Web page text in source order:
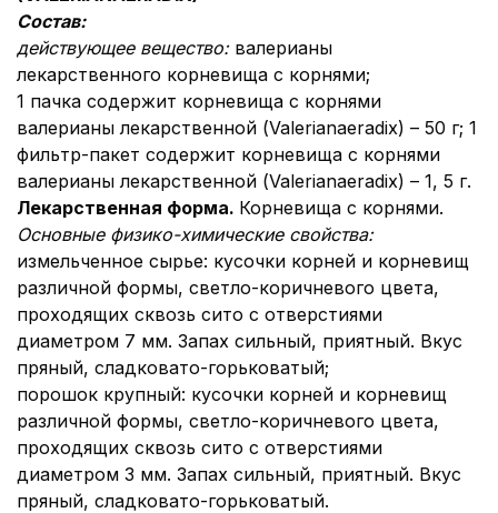
Состав:
действующее вещество: валерианы
лекарственного корневища с корнями;
1 пачка содержит корневища с корнями
валерианы лекарственной (Valerianaeradix) – 50 г; 1
фильтр-пакет содержит корневища с корнями
валерианы лекарственной (Valerianaeradix) – 1, 5 г.
Лекарственная форма. Корневища с корнями.
Основные физико-химические свойства:
измельченное сырье: кусочки корней и корневищ
различной формы, светло-коричневого цвета,
проходящих сквозь сито с отверстиями
диаметром 7 мм. Запах сильный, приятный. Вкус
пряный, сладковато-горьковатый;
порошок крупный: кусочки корней и корневищ
различной формы, светло-коричневого цвета,
проходящих сквозь сито с отверстиями
диаметром 3 мм. Запах сильный, приятный. Вкус
пряный, сладковато-горьковатый.